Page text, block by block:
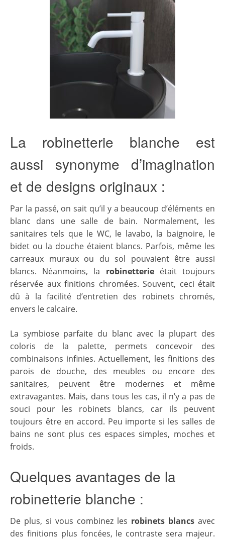
La robinetterie blanche est
aussi synonyme d’imagination
et de designs originaux :
Par la passé, on sait qu’il y a beaucoup d’éléments en
blanc dans une salle de bain. Normalement, les
sanitaires tels que le WC, le lavabo, la baignoire, le
bidet ou la douche étaient blancs. Parfois, même les
carreaux muraux ou du sol pouvaient être aussi
blancs. Néanmoins, la robinetterieétait toujours
réservée aux finitions chromées. Souvent, ceci était
dû à la facilité d’entretien des robinets chromés,
envers le calcaire.
La symbiose parfaite du blanc avec la plupart des
coloris de la palette, permets concevoir des
combinaisons infinies. Actuellement, les finitions des
parois de douche, des meubles ou encore des
sanitaires, peuvent être modernes et même
extravagantes. Mais, dans tous les cas, il n’y a pas de
souci pour les robinets blancs, car ils peuvent
toujours être en accord. Peu importe si les salles de
bains ne sont plus ces espaces simples, moches et
froids.
Quelques avantages de la
robinetterie blanche :
De plus, si vous combinez les robinets blancs avec
des finitions plus foncées, le contraste sera majeur.